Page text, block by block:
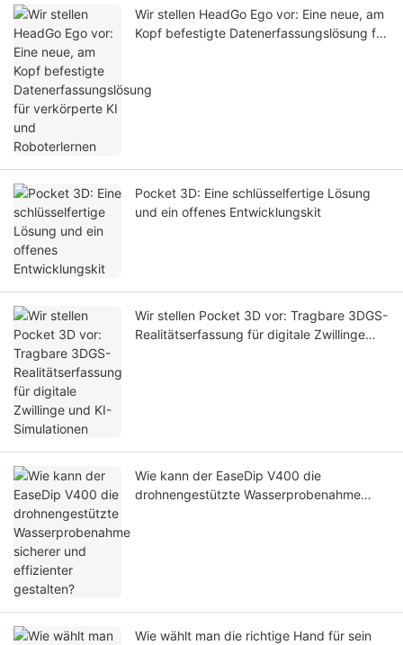
Wir stellen HeadGo Ego vor: Eine neue, am
Kopf befestigte Datenerfassungslösung für
Pocket 3D: Eine schlüsselfertige Lösung
und ein offenes Entwicklungskit
Wir stellen Pocket 3D vor: Tragbare 3DGS-
Realitätserfassung für digitale Zwillinge
Wie kann der EaseDip V400 die
drohnengestützte Wasserprobenahme
Wie wählt man die richtige Hand für sein